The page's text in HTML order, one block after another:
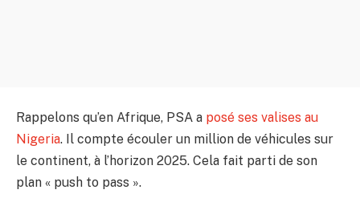
Rappelons qu’en Afrique, PSA a posé ses valises au
Nigeria. Il compte écouler un million de véhicules sur
le continent, à l’horizon 2025. Cela fait parti de son
plan « push to pass ».